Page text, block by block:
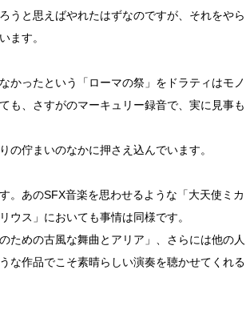
うと思えばやれたはずなのですが、それをやら
ます。
かったという「ローマの祭」をドラティはモノ
も、さすがのマーキュリー録音で、実に見事も
の佇まいのなかに押さえ込んでいます。
。あのSFX音楽を思わせるような「大天使ミカ
ウス」においても事情は同様です。
ための古風な舞曲とアリア」、さらには他の人
な作品でこそ素晴らしい演奏を聴かせてくれる